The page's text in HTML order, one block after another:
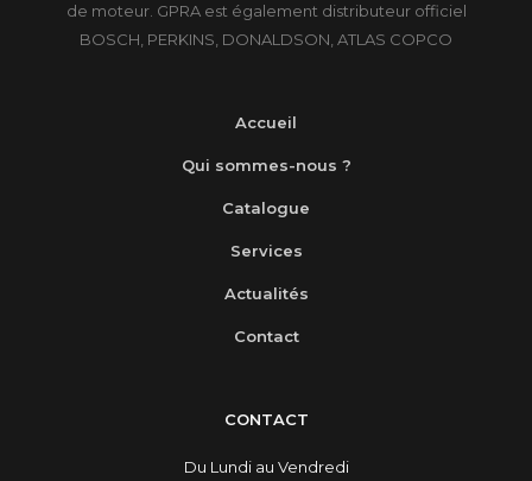
de moteur. GPRA est également distributeur officiel
BOSCH, PERKINS, DONALDSON, ATLAS COPCO
Accueil
Qui sommes-nous ?
Catalogue
Services
Actualités
Contact
CONTACT
Du Lundi au Vendredi